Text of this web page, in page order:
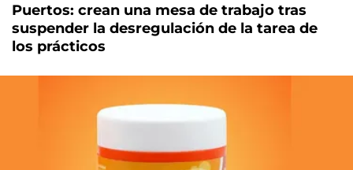
Puertos: crean una mesa de trabajo tras
suspender la desregulación de la tarea de
los prácticos